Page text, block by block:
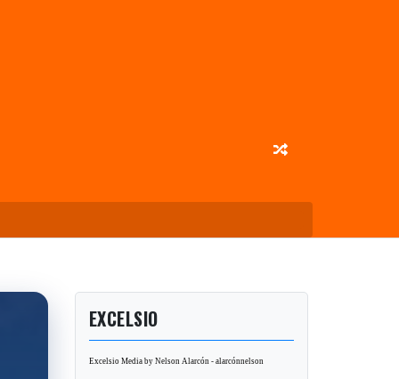
EXCELSIO
Excelsio Media by Nelson Alarcón - alarcónnelson